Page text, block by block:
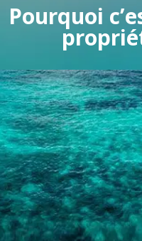
Pourquoi